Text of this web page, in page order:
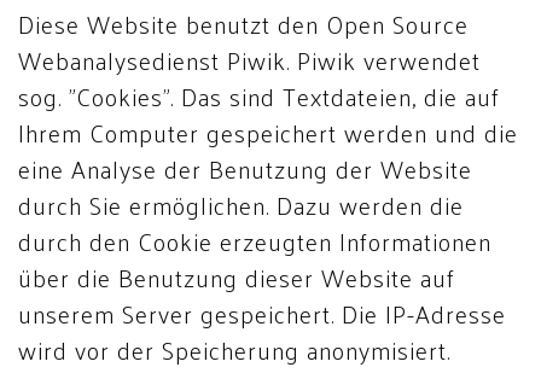
Diese Website benutzt den Open Source
Webanalysedienst Piwik. Piwik verwendet
sog. "Cookies". Das sind Textdateien, die auf
Ihrem Computer gespeichert werden und die
eine Analyse der Benutzung der Website
durch Sie ermöglichen. Dazu werden die
durch den Cookie erzeugten Informationen
über die Benutzung dieser Website auf
unserem Server gespeichert. Die IP-Adresse
wird vor der Speicherung anonymisiert.